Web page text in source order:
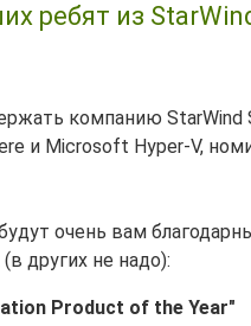
ребят из
компанию
и Microsoft Hyper-V,
очень вам
других не надо):
Product of the Year"